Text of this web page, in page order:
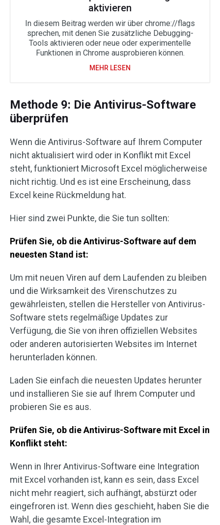
aktivieren
In diesem Beitrag werden wir über chrome://flags
sprechen, mit denen Sie zusätzliche Debugging-
Tools aktivieren oder neue oder experimentelle
Funktionen in Chrome ausprobieren können.
MEHR LESEN
Methode 9: Die Antivirus-Software
überprüfen
Wenn die Antivirus-Software auf Ihrem Computer
nicht aktualisiert wird oder in Konflikt mit Excel
steht, funktioniert Microsoft Excel möglicherweise
nicht richtig. Und es ist eine Erscheinung, dass
Excel keine Rückmeldung hat.
Hier sind zwei Punkte, die Sie tun sollten:
Prüfen Sie, ob die Antivirus-Software auf dem
neuesten Stand ist:
Um mit neuen Viren auf dem Laufenden zu bleiben
und die Wirksamkeit des Virenschutzes zu
gewährleisten, stellen die Hersteller von Antivirus-
Software stets regelmäßige Updates zur
Verfügung, die Sie von ihren offiziellen Websites
oder anderen autorisierten Websites im Internet
herunterladen können.
Laden Sie einfach die neuesten Updates herunter
und installieren Sie sie auf Ihrem Computer und
probieren Sie es aus.
Prüfen Sie, ob die Antivirus-Software mit Excel in
Konflikt steht:
Wenn in Ihrer Antivirus-Software eine Integration
mit Excel vorhanden ist, kann es sein, dass Excel
nicht mehr reagiert, sich aufhängt, abstürzt oder
eingefroren ist. Wenn dies geschieht, haben Sie die
Wahl, die gesamte Excel-Integration im